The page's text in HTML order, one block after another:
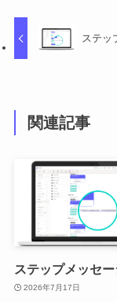
ステッ
関連記事
ステップメッセ
2026年7月17日